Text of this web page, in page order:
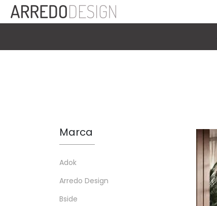
Marca
Adok
Arredo Design
Bside